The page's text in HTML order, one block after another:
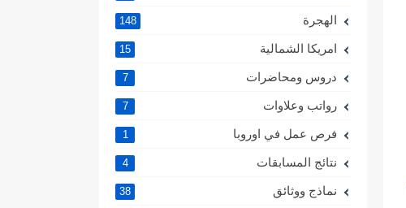
الهجرة 148
امريكا الشمالية 15
دروس ومحاضرات 7
رواتب وعلاوات 7
فرص عمل في اوروبا 1
نتائج المسابقات 4
نماذج ووثائق 38